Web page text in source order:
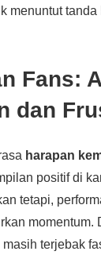
menuntut
Fans:
dan
harapan
positif di
tetapi,
momentum.
terjebak